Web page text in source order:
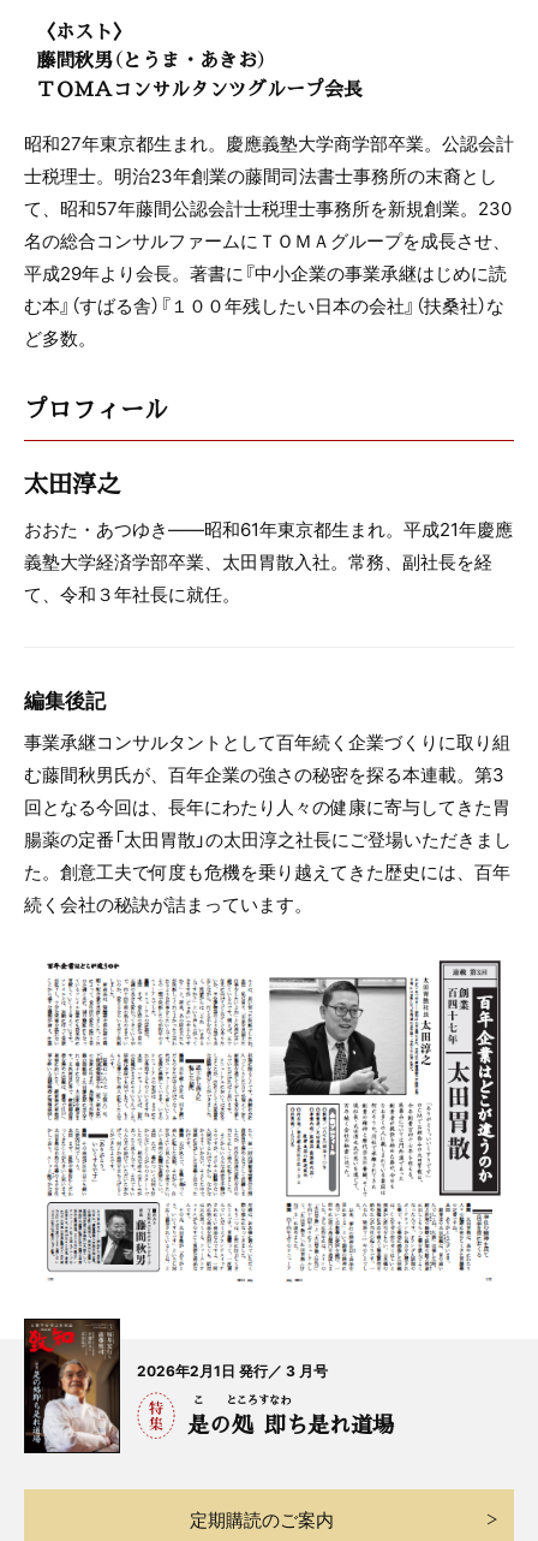
〈ホスト〉
藤間秋男（とうま・あきお）
ＴＯＭＡコンサルタンツグループ会長
昭和27年東京都生まれ。慶應義塾大学商学部卒業。公認会計
士税理士。明治23年創業の藤間司法書士事務所の末裔とし
て、昭和57年藤間公認会計士税理士事務所を新規創業。230
名の総合コンサルファームにＴＯＭＡグループを成長させ、
平成29年より会長。著書に『中小企業の事業承継はじめに読
む本』（すばる舎）『１００年残したい日本の会社』（扶桑社）な
ど多数。
プロフィール
太田淳之
おおた・あつゆき――昭和61年東京都生まれ。平成21年慶應
義塾大学経済学部卒業、太田胃散入社。常務、副社長を経
て、令和３年社長に就任。
編集後記
事業承継コンサルタントとして百年続く企業づくりに取り組
む藤間秋男氏が、百年企業の強さの秘密を探る本連載。第3
回となる今回は、長年にわたり人々の健康に寄与してきた胃
腸薬の定番「太田胃散」の太田淳之社長にご登場いただきまし
た。創意工夫で何度も危機を乗り越えてきた歴史には、百年
続く会社の秘訣が詰まっています。
2026年2月1日 発行／ 3 月号
是
こ
の処
ところ
即
すなわ
ち是れ道場
定期購読のご案内